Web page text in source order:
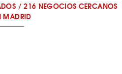
/216 NEGOCIOS CERCANOS
MADRID